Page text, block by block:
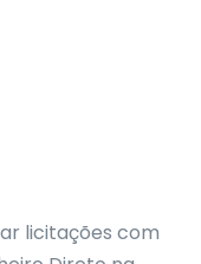
licitações com